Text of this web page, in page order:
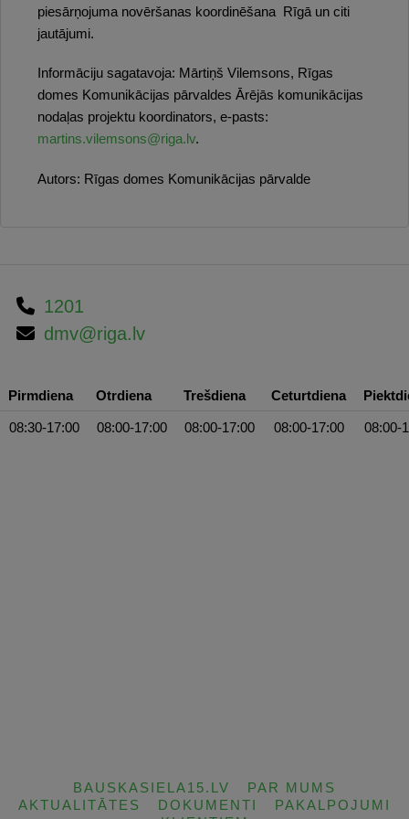
piesārņojuma novēršanas koordinēšana Rīgā un citi
jautājumi.
Informāciju sagatavoja: Mārtiņš Vilemsons, Rīgas
domes Komunikācijas pārvaldes Ārējās komunikācijas
nodaļas projektu koordinators, e-pasts:
martins.vilemsons@riga.lv.
Autors: Rīgas domes Komunikācijas pārvalde
1201
dmv@riga.lv
Pirmdiena Otrdiena Trešdiena Ceturtdiena
08:30-17:00 08:00-17:00 08:00-17:00 08:00-17:00 08:00-
BAUSKASIELA15.LV
PAR MUMS
AKTUALITĀTES
DOKUMENTI
PAKALPOJUMI